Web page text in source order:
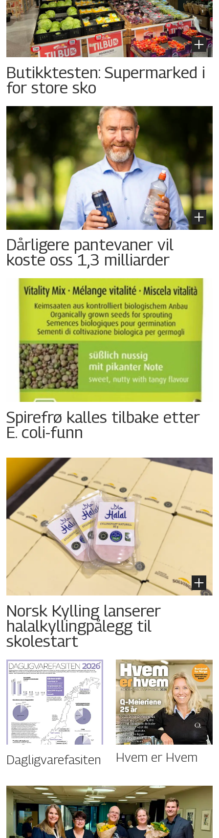
Butikktesten: Supermarked i
for store sko
Dårligere pantevaner vil
koste oss 1,3 milliarder
Spirefrø kalles tilbake etter
E. coli-funn
Norsk Kylling lanserer
halalkyllingpålegg til
skolestart
Dagligvarefasiten Hvem er Hvem